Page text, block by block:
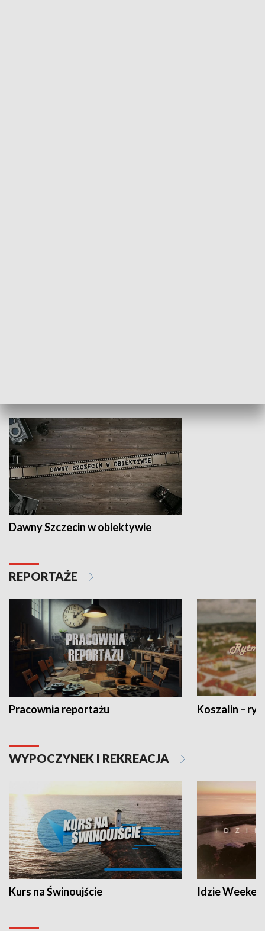
Dawny Szczecin w obiektywie
REPORTAŻE
Pracownia reportażu Koszalin –
WYPOCZYNEK I REKREACJA
Kurs na Świnoujście Idzie